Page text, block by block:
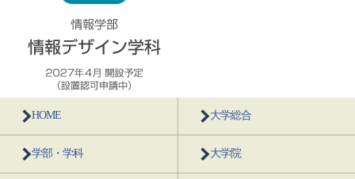
HOME 大学総合
学部・学科 大学院